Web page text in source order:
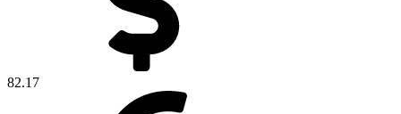
82.17